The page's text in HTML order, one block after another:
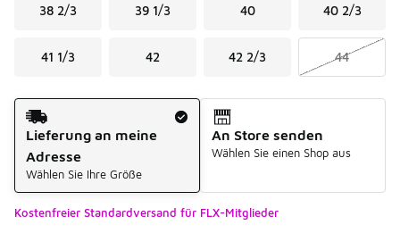
38 2/3 39 1/3 40 40 2/3
41 1/3 42 42 2/3 44
Versandart
Lieferung an meine
Adresse
Wählen Sie Ihre Größe
An Store senden
Wählen Sie einen Shop aus
Kostenfreier Standardversand für FLX-Mitglieder